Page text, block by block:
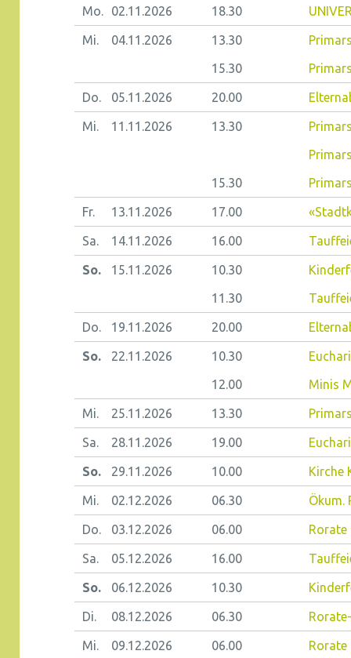
Mo. 02.11.2026 18.30
Mi. 04.11.2026 13.30
15.30
Do. 05.11.2026 20.00
Mi. 11.11.2026 13.30
15.30
Fr. 13.11.2026 17.00
Sa. 14.11.2026 16.00
So. 15.11.2026 10.30
11.30
Do. 19.11.2026 20.00
So. 22.11.2026 10.30
12.00
Minis
Mi. 25.11.2026 13.30
Sa. 28.11.2026 19.00
So. 29.11.2026 10.00 Kirche
Mi. 02.12.2026 06.30 Ökum.
Do. 03.12.2026 06.00 Rorate
Sa. 05.12.2026 16.00
So. 06.12.2026 10.30
Di. 08.12.2026 06.30
Mi. 09.12.2026 06.00 Rorate